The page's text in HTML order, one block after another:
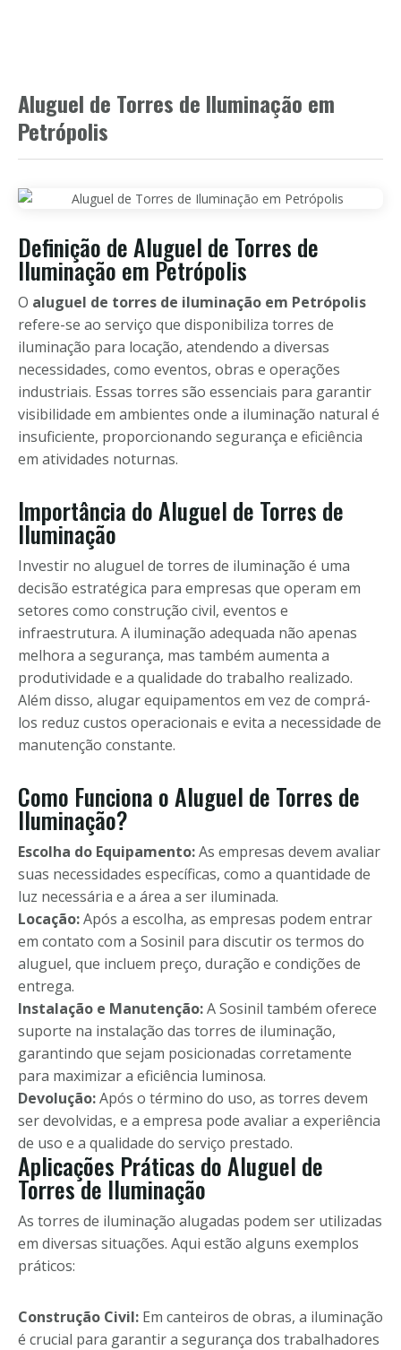
Aluguel de Torres de Iluminação em
Petrópolis
Definição de Aluguel de Torres de
Iluminação em Petrópolis
O aluguel de torres de iluminação em Petrópolis
refere-se ao serviço que disponibiliza torres de
iluminação para locação, atendendo a diversas
necessidades, como eventos, obras e operações
industriais. Essas torres são essenciais para garantir
visibilidade em ambientes onde a iluminação natural é
insuficiente, proporcionando segurança e eficiência
em atividades noturnas.
Importância do Aluguel de Torres de
Iluminação
Investir no aluguel de torres de iluminação é uma
decisão estratégica para empresas que operam em
setores como construção civil, eventos e
infraestrutura. A iluminação adequada não apenas
melhora a segurança, mas também aumenta a
produtividade e a qualidade do trabalho realizado.
Além disso, alugar equipamentos em vez de comprá-
los reduz custos operacionais e evita a necessidade de
manutenção constante.
Como Funciona o Aluguel de Torres de
Iluminação?
Escolha do Equipamento:As empresas devem avaliar
suas necessidades específicas, como a quantidade de
luz necessária e a área a ser iluminada.
Locação:Após a escolha, as empresas podem entrar
em contato com a Sosinil para discutir os termos do
aluguel, que incluem preço, duração e condições de
entrega.
Instalação e Manutenção:A Sosinil também oferece
suporte na instalação das torres de iluminação,
garantindo que sejam posicionadas corretamente
para maximizar a eficiência luminosa.
Devolução:Após o término do uso, as torres devem
ser devolvidas, e a empresa pode avaliar a experiência
de uso e a qualidade do serviço prestado.
Aplicações Práticas do Aluguel de
Torres de Iluminação
As torres de iluminação alugadas podem ser utilizadas
em diversas situações. Aqui estão alguns exemplos
práticos:
Construção Civil: Em canteiros de obras, a iluminação
é crucial para garantir a segurança dos trabalhadores